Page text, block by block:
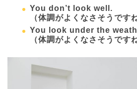
You don’t look well.
（体調がよくなさそうです
You look under the
（体調がよくなさそうです